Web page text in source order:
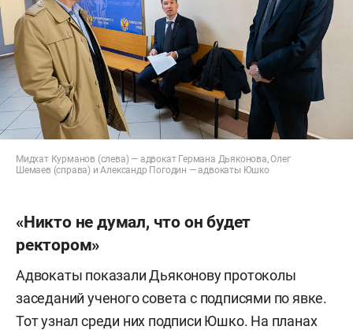
Мидхат Курманов (слева) — адвокат Германа Дьяконова, Олег
Шемаев (справа) и Александр Погодин — адвокаты Юшко
«Никто не думал, что он будет
ректором»
Адвокаты показали Дьяконову протоколы
заседаний ученого совета с подписями по явке.
Тот узнал среди них подписи Юшко. На планах